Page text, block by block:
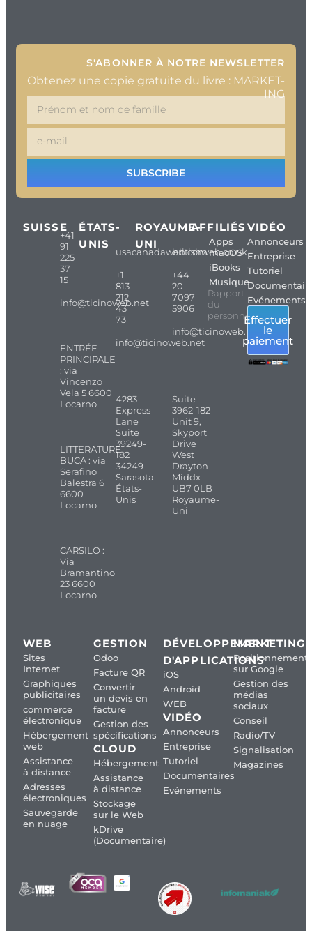
S'ABONNER À NOTRE NEWSLETTER
Obtenez une copie gratuite du livre : MARKET-
ING
SUBSCRIBE
SUISSE
+41
91
225
37
15
info@ticinoweb.net
ENTRÉE
PRINCIPALE
: via
Vincenzo
Vela 5 6600
Locarno
LITTERATURE
BUCA : via
Serafino
Balestra 6
6600
Locarno
CARSILO :
Via
Bramantino
23 6600
Locarno
ÉTATS-
UNIS
usacanadaweb.com
+1
813
212
43
73
info@ticinoweb.net
4283
Express
Lane
Suite
39249-
182
34249
Sarasota
États-
Unis
ROYAUME-
UNI
britishweb.co.uk
+44
20
7097
5906
info@ticinoweb.net
Suite
3962-182
Unit 9,
Skyport
Drive
West
Drayton
Middx -
UB7 0LB
Royaume-
Uni
AFFILIÉS
Apps
macOS
iBooks
Musique
Rapport
du
personnel
VIDÉO
Annonceurs
Entreprise
Tutoriel
Evénements
Effectuer
le
paiement
WEB
Sites
Internet
Graphiques
publicitaires
commerce
électronique
Hébergement
web
Assistance
à distance
Adresses
électroniques
Sauvegarde
en nuage
GESTION
Odoo
Facture QR
Convertir
un devis en
facture
Gestion des
spécifications
CLOUD
Hébergement
Assistance
à distance
Stockage
sur le Web
kDrive
(Documentaire)
DÉVELOPPEMENT
D'APPLICATIONS
iOS
Android
WEB
VIDÉO
Annonceurs
Entreprise
Tutoriel
Documentaires
Evénements
MARKETING
Positionnement
sur Google
Gestion des
médias
sociaux
Conseil
Radio/TV
Signalisation
Magazines